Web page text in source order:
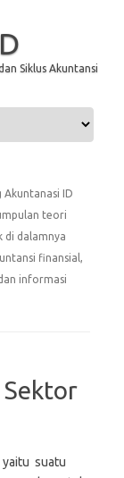
Siklus Akuntansi
ID
teori
di dalamnya
finansial,
informasi
yaitu suatu